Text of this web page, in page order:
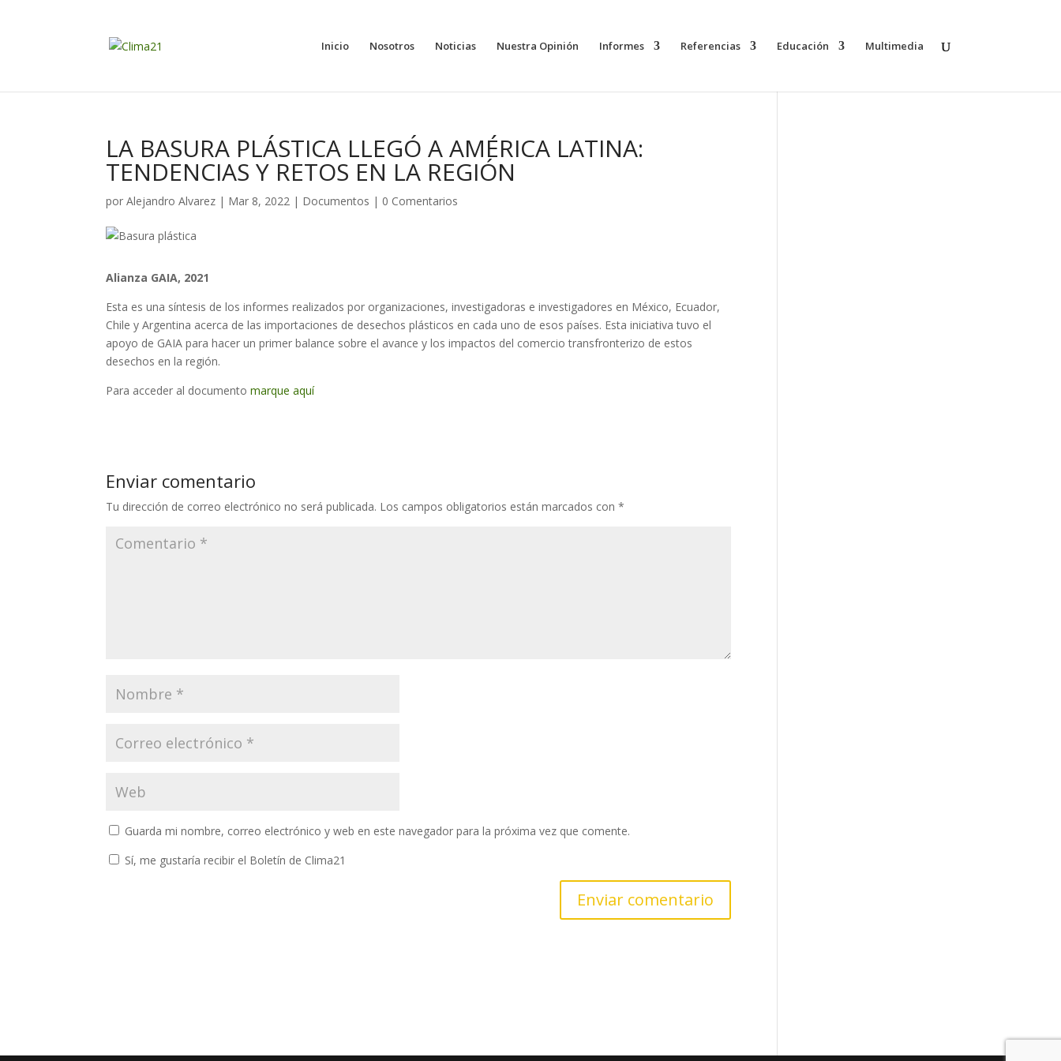
Inicio Nosotros Noticias Nuestra Opinión Informes Referencias Educación Multimedia
LA BASURA PLÁSTICA LLEGÓ A AMÉRICA LATINA:
TENDENCIAS Y RETOS EN LA REGIÓN
porAlejandro Alvarez | Mar 8, 2022 | Documentos | 0 Comentarios
Alianza GAIA, 2021
Esta es una síntesis de los informes realizados por organizaciones, investigadoras e investigadores en México, Ecuador,
Chile y Argentina acerca de las importaciones de desechos plásticos en cada uno de esos países. Esta iniciativa tuvo el
apoyo de GAIA para hacer un primer balance sobre el avance y los impactos del comercio transfronterizo de estos
desechos en la región.
Para acceder al documentomarque aquí
Enviar comentario
Tu dirección de correo electrónico no será publicada. Los campos obligatorios están marcados con*
Guarda mi nombre, correo electrónico y web en este navegador para la próxima vez que comente.
Sí, me gustaría recibir el Boletín de Clima21